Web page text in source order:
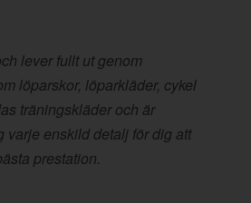
lever fullt ut genom
löparskor, löparkläder, cykel
träningskläder och är
varje enskild detalj för dig att
prestation.